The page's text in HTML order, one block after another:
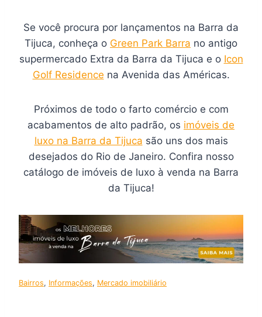
Se você procura por lançamentos na Barra da
Tijuca, conheça o Green Park Barra no antigo
supermercado Extra da Barra da Tijuca e o Icon
Golf Residence na Avenida das Américas.
Próximos de todo o farto comércio e com
acabamentos de alto padrão, os imóveis de
luxo na Barra da Tijuca são uns dos mais
desejados do Rio de Janeiro. Confira nosso
catálogo de imóveis de luxo à venda na Barra
da Tijuca!
Bairros, Informações, Mercado imobiliário